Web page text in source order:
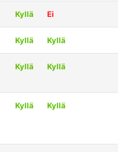
Kyllä Ei
Kyllä Kyllä
Kyllä Kyllä
Kyllä Kyllä